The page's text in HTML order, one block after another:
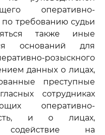
оперативно-
по требованию судьи
также иные
оснований для
розыскного
данных о лицах,
преступные
сотрудниках
оперативно-
и о лицах,
на